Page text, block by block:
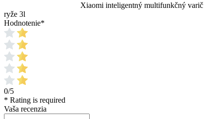
Xiaomi inteligentný multifunkčný varič
ryže 3l
Hodnotenie*
0/5
* Rating is required
Vaša recenzia